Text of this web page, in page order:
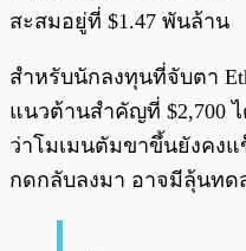
สะสมอยู่ที่ $1.47 พันล้าน
สำหรับนักลงทุนที่จับตา
แนวต้านสำคัญที่ $2,700
ว่าโมเมนตัมขาขึ้นยังคง
กดกลับลงมา อาจมีลุ้นทด